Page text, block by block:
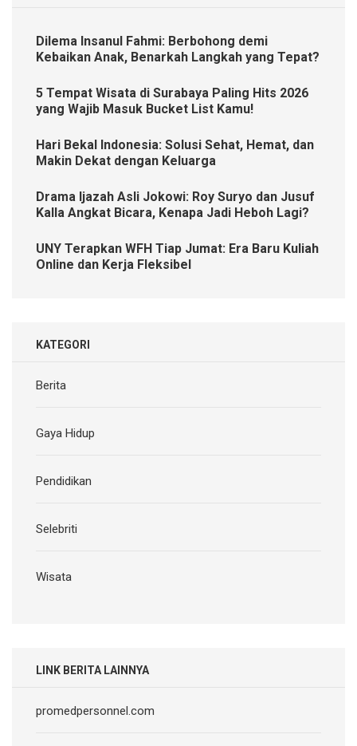
Dilema Insanul Fahmi: Berbohong demi
Kebaikan Anak, Benarkah Langkah yang Tepat?
5 Tempat Wisata di Surabaya Paling Hits 2026
yang Wajib Masuk Bucket List Kamu!
Hari Bekal Indonesia: Solusi Sehat, Hemat, dan
Makin Dekat dengan Keluarga
Drama Ijazah Asli Jokowi: Roy Suryo dan Jusuf
Kalla Angkat Bicara, Kenapa Jadi Heboh Lagi?
UNY Terapkan WFH Tiap Jumat: Era Baru Kuliah
Online dan Kerja Fleksibel
KATEGORI
Berita
Gaya Hidup
Pendidikan
Selebriti
Wisata
LINK BERITA LAINNYA
promedpersonnel.com